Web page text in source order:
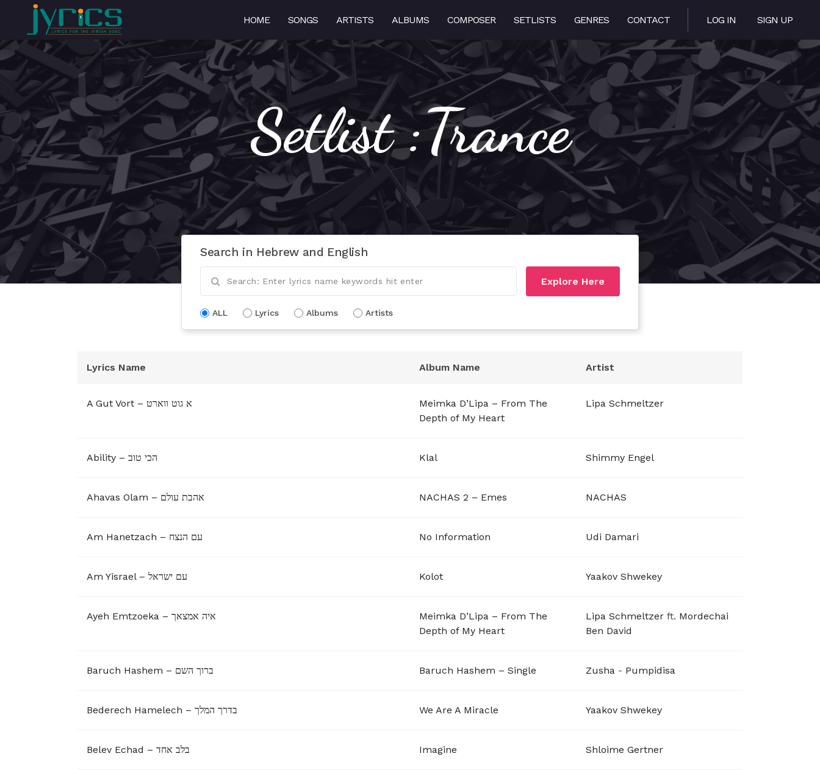
HOME SONGS ARTISTS ALBUMS COMPOSER SETLISTS GENRES CONTACT LOG IN SIGN UP
Setlist :Trance
Search in Hebrew and English
Explore Here
ALL Lyrics Albums Artists
Lyrics Name Album Name Artist
A Gut Vort – א גוט ווארט
Meimka D’Lipa – From The
Depth of My Heart
Lipa Schmeltzer
Ability – הכי טוב Klal Shimmy Engel
Ahavas Olam – אהבת עולם NACHAS 2 – Emes NACHAS
Am Hanetzach – עם הנצח No Information Udi Damari
Am Yisrael – עם ישראל Kolot Yaakov Shwekey
Ayeh Emtzoeka – איה אמצאך
Meimka D’Lipa – From The
Depth of My Heart
Lipa Schmeltzerft. Mordechai
Ben David
Baruch Hashem – ברוך השם Baruch Hashem – Single Zusha - Pumpidisa
Bederech Hamelech – בדרך המלך We Are A Miracle Yaakov Shwekey
Belev Echad – בלב אחד Imagine Shloime Gertner